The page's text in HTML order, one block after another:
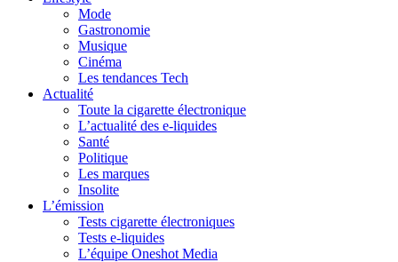
Mode
Gastronomie
Musique
Cinéma
Les tendances Tech
Actualité
Toute la cigarette électronique
L’actualité des e-liquides
Santé
Politique
Les marques
Insolite
L’émission
Tests cigarette électroniques
Tests e-liquides
L’équipe Oneshot Media